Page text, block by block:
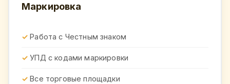
Маркировка
Работа с Честным знаком
УПД с кодами маркировки
Все торговые площадки